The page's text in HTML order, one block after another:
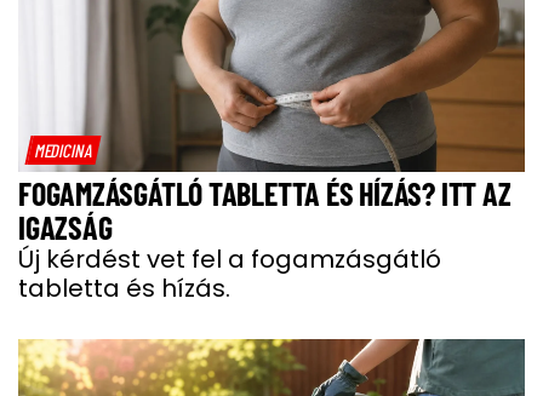
MEDICINA
FOGAMZÁSGÁTLÓ TABLETTA ÉS HÍZÁS? ITT AZ
IGAZSÁG
Új kérdést vet fel a fogamzásgátló
tabletta és hízás.